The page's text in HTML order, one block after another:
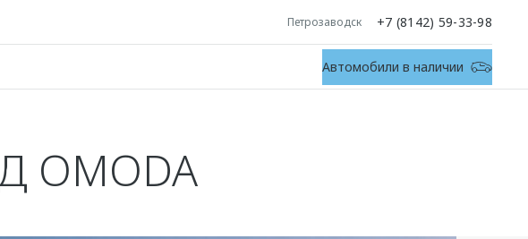
Петрозаводск +7 (8142) 59-33-98
Автомобили в наличии